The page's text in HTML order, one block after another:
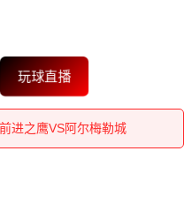
玩球直播
进之鹰VS阿尔梅勒城
进之鹰VS阿尔梅勒城